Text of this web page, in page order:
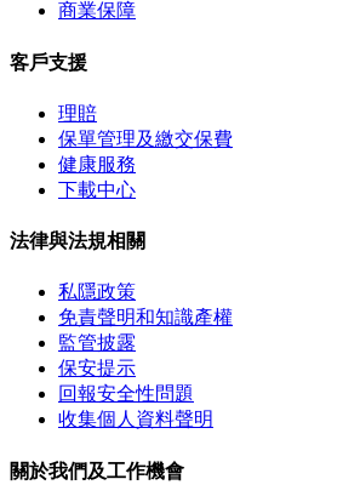
商業保障
客戶支援
理賠
保單管理及繳交保費
健康服務
下載中心
法律與法規相關
私隱政策
免責聲明和知識產權
監管披露
保安提示
回報安全性問題
收集個人資料聲明
關於我們及工作機會